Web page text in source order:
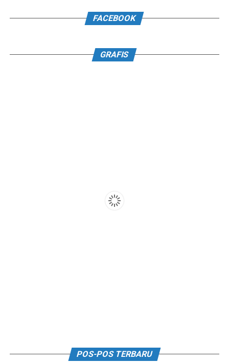
FACEBOOK
GRAFIS
POS-POS TERBARU